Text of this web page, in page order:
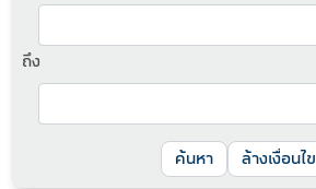
ถึง
ล้างเงื่อนไข